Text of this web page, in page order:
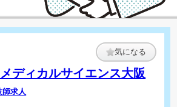
気になる
ディカルサイエンス大阪
求人